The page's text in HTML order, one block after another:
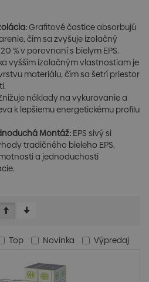
Grafitové častice absorbujú
čím sa zvyšuje izolačný
% v porovnaní s bielym EPS.
vyšším izolačným vlastnostiam je
materiálu, čím sa šetrí priestor
náklady na vykurovanie a
k lepšiemu energetickému profilu
Montáž: EPS sivý si
tradičného bieleho EPS,
a jednoduchosti
Top Novinka Výpredaj